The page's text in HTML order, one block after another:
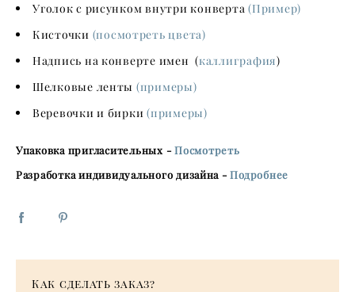
Уголок с рисунком внутри конверта(Пример)
Кисточки (посмотреть цвета)
Надпись на конверте имен (каллиграфия)
Шелковые ленты (примеры)
Веревочки и бирки(примеры)
Упаковка пригласительных -Посмотреть
Разработка индивидуального дизайна -Подробнее
Как сделать заказ?